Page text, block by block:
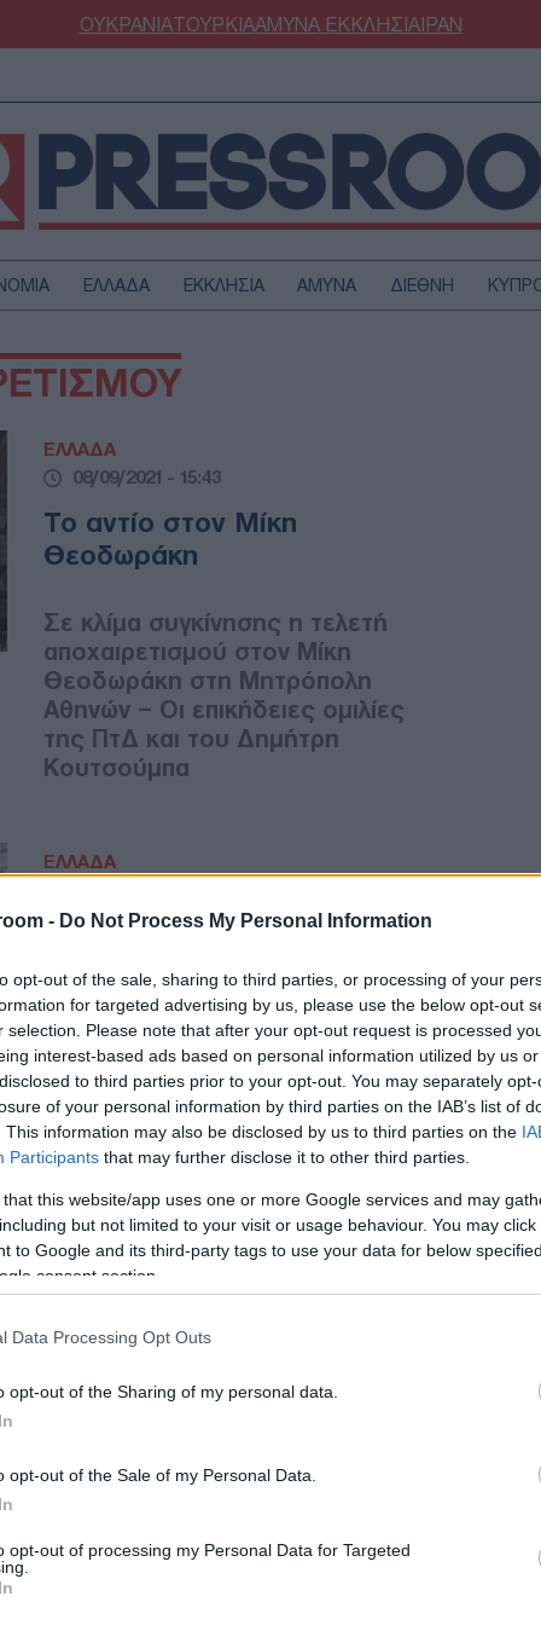
- Do Not Process My Personal Information
opt-out of the sale, sharing to third parties, or processing of your
for targeted advertising by us, please use the below opt-out
selection. Please note that after your opt-out request is processed
interest-based ads based on personal information utilized by us
to third parties prior to your opt-out. You may separately
of your personal information by third parties on the IAB’s list of
This information may also be disclosed by us to third parties on the
Participants that may further disclose it to other third parties.
that this website/app uses one or more Google services and may
but not limited to your visit or usage behaviour. You may
to Google and its third-party tags to use your data for below
consent section.
Data Processing Opt Outs
opt-out of the Sharing of my personal data.
opt-out of the Sale of my Personal Data.
opt-out of processing my Personal Data for Targeted
ΟΥΚΡΑΝΙΑΤΟΥΡΚΙΑΑΜΥΝΑΕΚΚΛΗΣΙΑΙΡΑΝ
ΕΛΛΑΔΑ ΕΚΚΛΗΣΙΑ ΑΜΥΝΑ ΔΙΕΘΝΗ
ΕΛΛΑΔΑ
08/09/2021 - 15:43
Το αντίο στον Μίκη
Θεοδωράκη
Σε κλίμα συγκίνησης η τελετή
αποχαιρετισμού στον Μίκη
Θεοδωράκη στη Μητρόπολη
Αθηνών – Οι επικήδειες ομιλίες
της ΠτΔ και του Δημήτρη
Κουτσούμπα
ΕΛΛΑΔΑ
H Ελλάδα αποχαιρετά τον
Μίκη Θεοδωράκη - ΔΕΙΤΕ
LIVE
Παρακολουθήστε ζωντανά την
τελετή αποχαιρετισμού στον Μίκη
Θεοδωράκη - "Αθάνατος" φώναξε
ο κόσμος - Ποιοι θα εκφωνήσουν
SPORTS
LIVE: Το τελευταίο
χειροκρότημα στους ήρωες
συγκεντρωθεί στο γήπεδο της